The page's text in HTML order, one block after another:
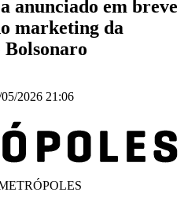
anunciado em breve
marketing da
Bolsonaro
2026 21:06